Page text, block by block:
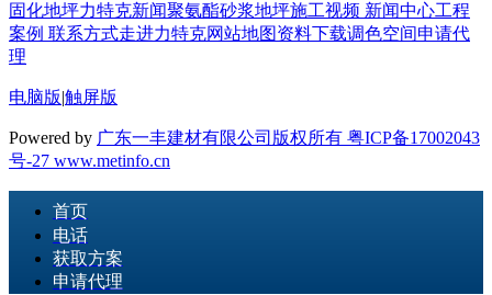
固化地坪力特克新闻聚氨酯砂浆地坪施工视频 新闻中心工程
案例 联系方式走进力特克网站地图资料下载调色空间申请代
理
电脑版|触屏版
Powered by 广东一丰建材有限公司版权所有 粤ICP备17002043
号-27 www.metinfo.cn
首页
电话
获取方案
申请代理